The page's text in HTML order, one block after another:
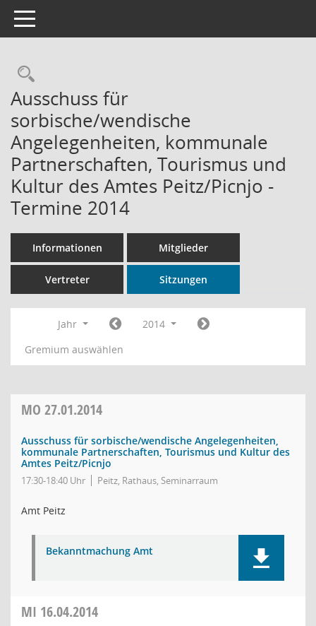
Toggle navigation
Rechercheauswahl
Ausschuss für
sorbische/wendische
Angelegenheiten, kommunale
Partnerschaften, Tourismus und
Kultur des Amtes Peitz/Picnjo -
Termine 2014
Informationen Mitglieder
Vertreter Sitzungen
Jahr
2014
Gremium auswählen
MO 27.01.2014
Ausschuss für sorbische/wendische Angelegenheiten,
kommunale Partnerschaften, Tourismus und Kultur des
Amtes Peitz/Picnjo
17:30-18:40 Uhr Peitz, Rathaus, Seminarraum
Amt Peitz
Bekanntmachung Amt
MI 16.04.2014